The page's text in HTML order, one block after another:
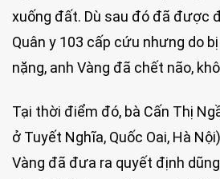
xuống đất. Dù sau đó đã được
Quân y 103 cấp cứu nhưng do
nặng, anh Vàng đã chết não,
Tại thời điểm đó, bà Cấn Thị
ở Tuyết Nghĩa, Quốc Oai, Hà
Vàng đã đưa ra quyết định